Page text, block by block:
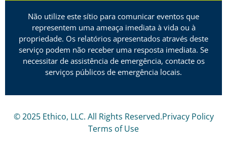
Não utilize este sítio para comunicar eventos que
representem uma ameaça imediata à vida ou à
propriedade. Os relatórios apresentados através deste
serviço podem não receber uma resposta imediata. Se
necessitar de assistência de emergência, contacte os
serviços públicos de emergência locais.
© 2025 Ethico, LLC. All Rights Reserved.Privacy Policy
Terms of Use